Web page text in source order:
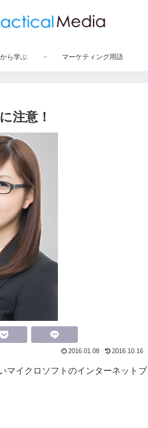
ら学ぶ マーケティング用語
注意！
2016.01.08 2016.10.16
マイクロソフトのインターネットブ